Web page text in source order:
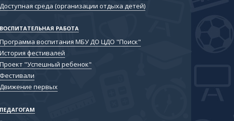
Доступная среда (организации отдыха детей)
ВОСПИТАТЕЛЬНАЯ РАБОТА
Программа воспитания МБУ ДО ЦДО "Поиск"
История фестивалей
Проект "Успешный ребенок"
Фестивали
Движение первых
ПЕДАГОГАМ